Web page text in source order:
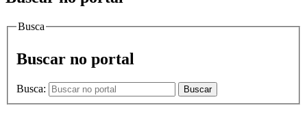
Busca
Buscar no portal
Busca: Buscar